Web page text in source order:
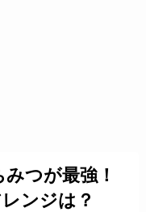
つが最強！
ンジは？